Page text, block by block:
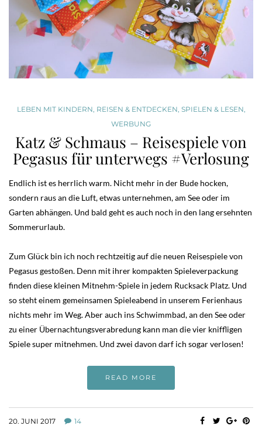
LEBEN MIT KINDERN REISEN & ENTDECKEN SPIELEN & LESEN
WERBUNG
Katz & Schmaus – Reisespiele von
Pegasus für unterwegs #Verlosung
Endlich ist es herrlich warm. Nicht mehr in der Bude hocken,
sondern raus an die Luft, etwas unternehmen, am See oder im
Garten abhängen. Und bald geht es auch noch in den lang ersehnten
Sommerurlaub.
Zum Glück bin ich noch rechtzeitig auf die neuen Reisespiele von
Pegasus gestoßen. Denn mit ihrer kompakten Spieleverpackung
finden diese kleinen Mitnehm-Spiele in jedem Rucksack Platz. Und
so steht einem gemeinsamen Spieleabend in unserem Ferienhaus
nichts mehr im Weg. Aber auch ins Schwimmbad, an den See oder
zu einer Übernachtungsverabredung kann man die vier kniffligen
Spiele super mitnehmen. Und zwei davon darf ich sogar verlosen!
READ MORE
20. JUNI 2017 14